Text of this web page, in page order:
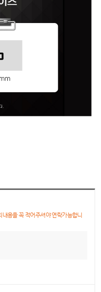
용을 꼭 적어주셔야 연락가능합니